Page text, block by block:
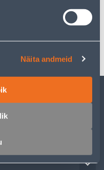
Näita andmeid